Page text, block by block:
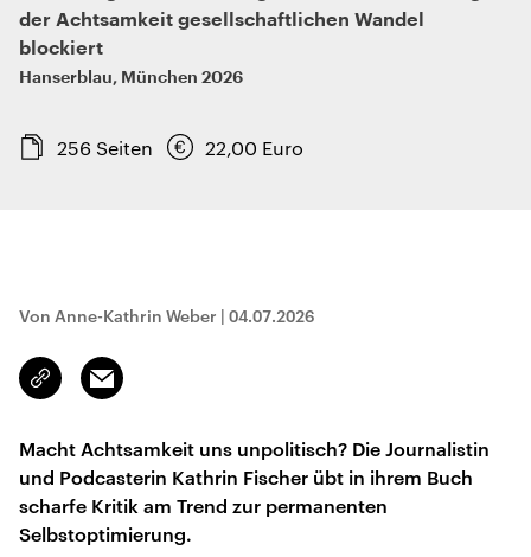
der Achtsamkeit gesellschaftlichen Wandel
blockiert
Hanserblau, München 2026
256 Seiten 22,00 Euro
Von Anne-Kathrin Weber | 04.07.2026
Link
kopieren/teilen
Email
Macht Achtsamkeit uns unpolitisch? Die Journalistin
und Podcasterin Kathrin Fischer übt in ihrem Buch
scharfe Kritik am Trend zur permanenten
Selbstoptimierung.